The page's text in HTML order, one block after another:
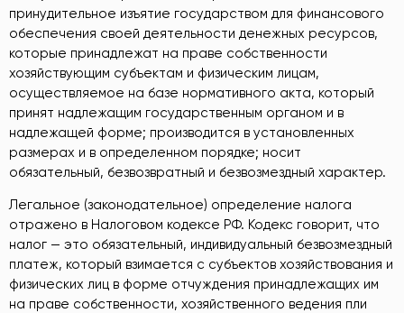
принудительное изъятие государством для финансового
обеспечения своей деятельности денежных ресурсов,
которые принадлежат на праве собственности
хозяйствующим субъектам и физическим лицам,
осуществляемое на базе нормативного акта, который
принят надлежащим государственным органом и в
надлежащей форме; производится в установленных
размерах и в определенном порядке; носит
обязательный, безвозвратный и безвозмездный характер.
Легальное (законодательное) определение налога
отражено в Налоговом кодексе РФ. Кодекс говорит, что
налог — это обязательный, индивидуальный безвозмездный
платеж, который взимается с субъектов хозяйствования и
физических лиц в форме отчуждения принадлежащих им
на праве собственности, хозяйственного ведения пли